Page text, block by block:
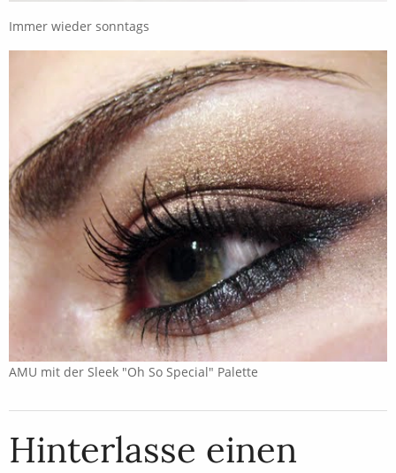
Immer wieder sonntags
AMU mit der Sleek "Oh So Special" Palette
Hinterlasse einen